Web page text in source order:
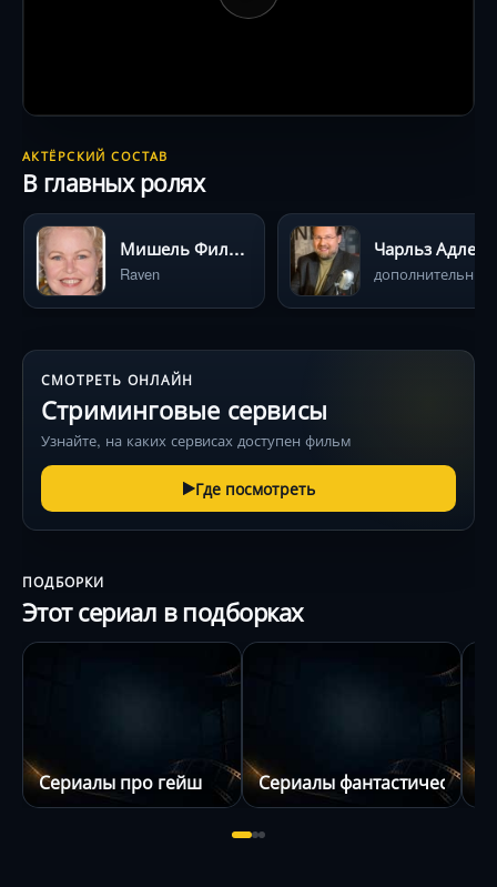
АКТЁРСКИЙ СОСТАВ
В главных ролях
Мишель Филлипс
Raven
Чарльз Адлер
СМОТРЕТЬ ОНЛАЙН
Стриминговые сервисы
Узнайте, на каких сервисах доступен фильм
Где посмотреть
ПОДБОРКИ
Этот сериал в подборках
Сериалы про гейш Сериалы фантастические